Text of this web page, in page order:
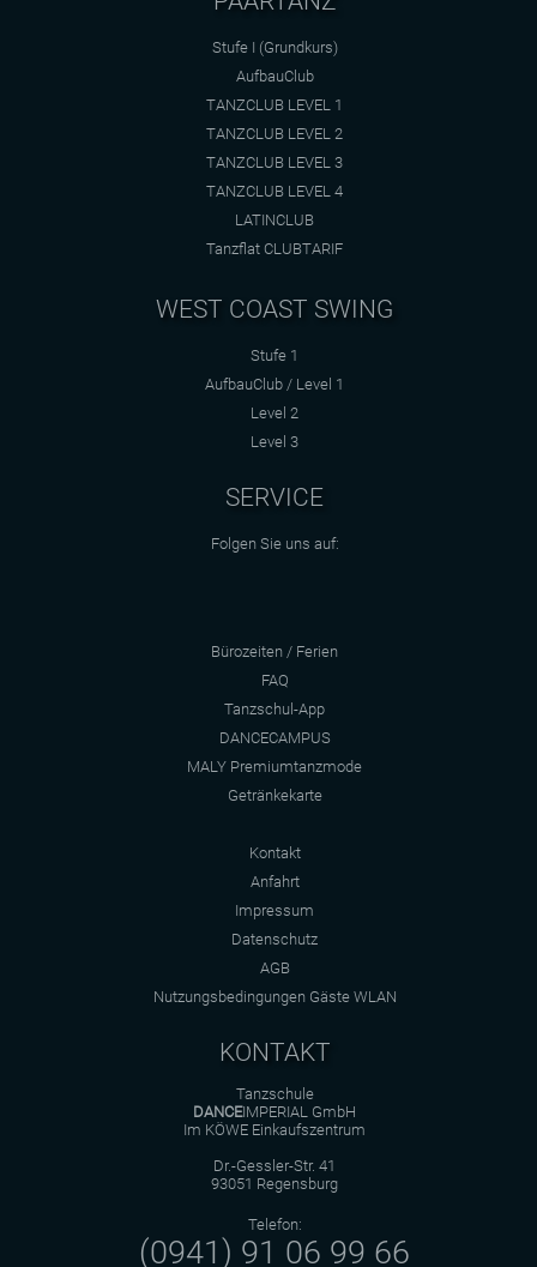
Stufe I (Grundkurs)
AufbauClub
TANZCLUB LEVEL 1
TANZCLUB LEVEL 2
TANZCLUB LEVEL 3
TANZCLUB LEVEL 4
LATINCLUB
Tanzflat CLUBTARIF
WEST COAST SWING
Stufe 1
AufbauClub / Level 1
Level 2
Level 3
SERVICE
Folgen Sie uns auf:
Bürozeiten / Ferien
FAQ
Tanzschul-App
DANCECAMPUS
MALY Premiumtanzmode
Getränkekarte
Kontakt
Anfahrt
Impressum
Datenschutz
AGB
Nutzungsbedingungen Gäste WLAN
KONTAKT
Tanzschule
DANCEIMPERIAL GmbH
Im KÖWE Einkaufszentrum
Dr.-Gessler-Str. 41
93051 Regensburg
Telefon:
(0941) 91 06 99 66